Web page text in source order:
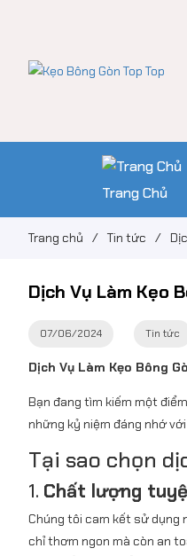
Trang Chủ
Trang chủ / Tin tức /
Dịch Vụ Làm Kẹo
07/06/2024 Tin tức
Dịch Vụ Làm Kẹo Bông
Bạn đang tìm kiếm một
những kỷ niệm đáng nhớ
Tại sao chọn
1. Chất lượng
Chúng tôi cam kết sử dụng
chỉ thơm ngon mà còn an